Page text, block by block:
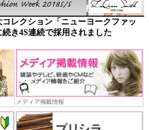
レクション「ニューヨークファッ
き4S連続で採用されました
メディア掲載情報